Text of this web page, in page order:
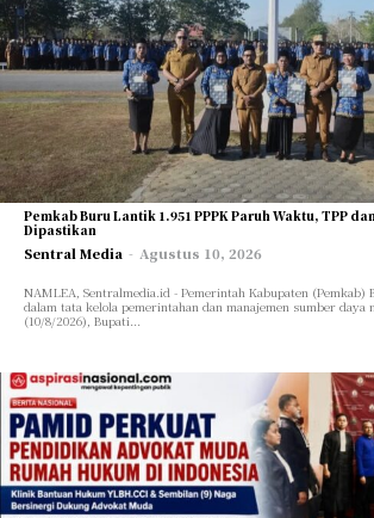
Pemkab Buru Lantik 1.951 PPPK Paruh Waktu, TPP
Dipastikan
Sentral Media - Agustus 10, 2026
NAMLEA, Sentralmedia.id - Pemerintah Kabupaten (Pemkab)
dalam tata kelola pemerintahan dan manajemen sumber daya
(10/8/2026), Bupati...